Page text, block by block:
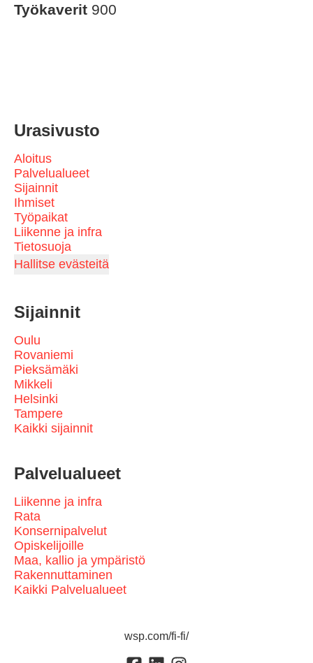
Työkaverit 900
Urasivusto
Aloitus
Palvelualueet
Sijainnit
Ihmiset
Työpaikat
Liikenne ja infra
Tietosuoja
Hallitse evästeitä
Sijainnit
Oulu
Rovaniemi
Pieksämäki
Mikkeli
Helsinki
Tampere
Kaikki sijainnit
Palvelualueet
Liikenne ja infra
Rata
Konsernipalvelut
Opiskelijoille
Maa, kallio ja ympäristö
Rakennuttaminen
Kaikki Palvelualueet
wsp.com/fi-fi/